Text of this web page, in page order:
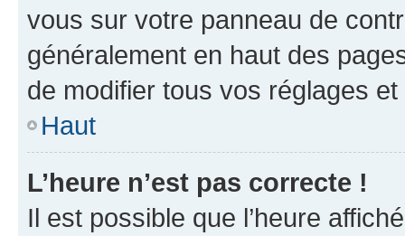
vous sur votre panneau de
généralement en haut des
de modifier tous vos réglages
Haut
L’heure n’est pas correcte !
Il est possible que l’heure